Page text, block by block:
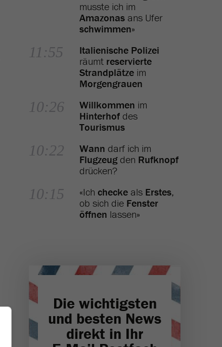
musste ich im
Amazonas ans Ufer
schwimmen»
11:55
Italienische Polizei
räumt reservierte
Strandplätze im
Morgengrauen
10:26 Willkommen im
Hinterhof des
Tourismus
10:22 Wann darf ich im
Flugzeugden Rufknopf
drücken?
10:15 «Ich checke als Erstes,
ob sich die Fenster
öffnen lassen»
Die wichtigsten
und besten News
direkt in Ihr